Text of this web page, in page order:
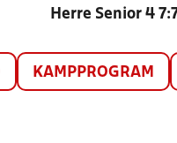
Herre Senior 4
KAMPPROGRAM